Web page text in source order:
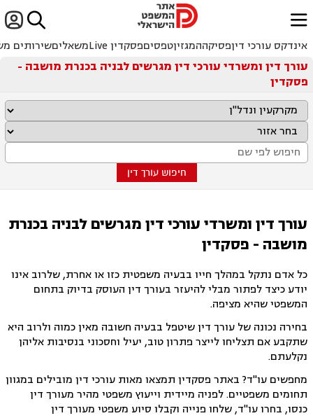

ﱐ
אינדקס עורכי דיןפסיקההמגזיןטפסיםפסקדין Live משאליםשירותים
עורך דין ומשרדי עורכי דין מגרשים לבניה בכנרת מושבה -
פסקדין
חיפוש עורך דין
עורך דין ומשרדי עורכי דין מגרשים לבניה בכנרת
מושבה - פסקדין
כל אדם נתקל במהלך חייו בבעיה משפטית כזו או אחרת, שלרוב אינו
יודע כיצד לפתור מבלי להיעזר בעורך דין העוסק בדיוק בתחום
המשפטי שהיא מציפה.
בחירה נכונה של עורך דין שיטפל בבעיה חשובה מאין כמוה ולרוב היא
שתקבע אם תצליחו לייצר פתרון טוב, יעיל וחסכוני בנסיבות אליהן
נקלעתם.
מחפשים עו"ד? באתר פסקדין תמצאו מאות עורכי דין מובילים במגוון
תחומים משפטיים. לפניה מיידית וייעוץ משפטי מהיר מעורך דין
כנסו, בחרו עו"ד, שלחו פנייה וקבלו סיוע משפטי מעורך דין